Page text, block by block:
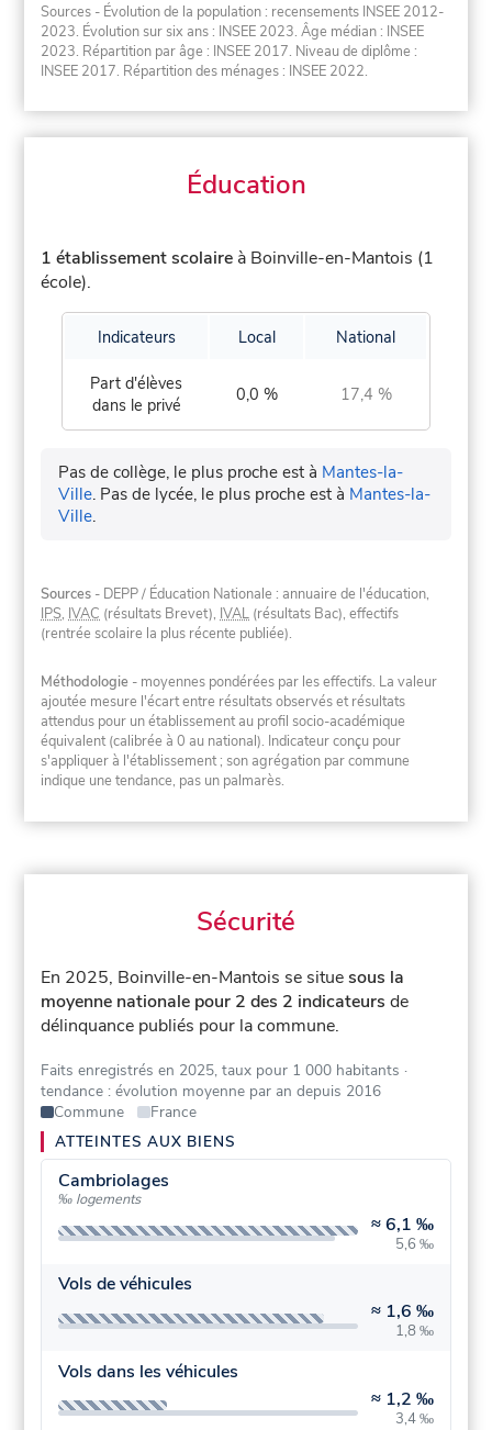
Sources - Évolution de la population : recensements INSEE 2012-
2023. Évolution sur six ans : INSEE 2023. Âge médian : INSEE
2023. Répartition par âge : INSEE 2017. Niveau de diplôme :
INSEE 2017. Répartition des ménages : INSEE 2022.
Éducation
1 établissement scolaire à Boinville-en-Mantois (1
école).
Indicateurs Local National
Part d'élèves
dans le privé
0,0 % 17,4 %
Pas de collège, le plus proche est à Mantes-la-
Ville. Pas de lycée, le plus proche est à Mantes-la-
Ville.
Sources - DEPP / Éducation Nationale : annuaire de l'éducation,
IPS, IVAC (résultats Brevet), IVAL (résultats Bac), effectifs
(rentrée scolaire la plus récente publiée).
Méthodologie - moyennes pondérées par les effectifs. La valeur
ajoutée mesure l'écart entre résultats observés et résultats
attendus pour un établissement au profil socio-académique
équivalent (calibrée à 0 au national). Indicateur conçu pour
s'appliquer à l'établissement ; son agrégation par commune
indique une tendance, pas un palmarès.
Sécurité
En 2025, Boinville-en-Mantois se situesous la
moyenne nationale pour 2 des 2 indicateurs de
délinquance publiés pour la commune.
Faits enregistrés en 2025, taux pour 1 000 habitants ·
tendance : évolution moyenne par an depuis 2016
Commune
France
ATTEINTES AUX BIENS
Cambriolages
‰ logements
≈6,1 ‰
5,6 ‰
Vols de véhicules
≈ 1,6 ‰
1,8 ‰
Vols dans les véhicules
≈ 1,2 ‰
3,4 ‰